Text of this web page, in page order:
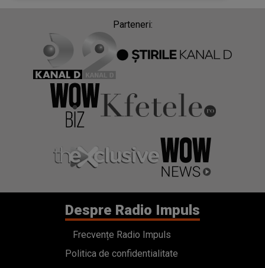
Parteneri:
Despre Radio Impuls
Frecvențe Radio Impuls
Politica de confidentialitate